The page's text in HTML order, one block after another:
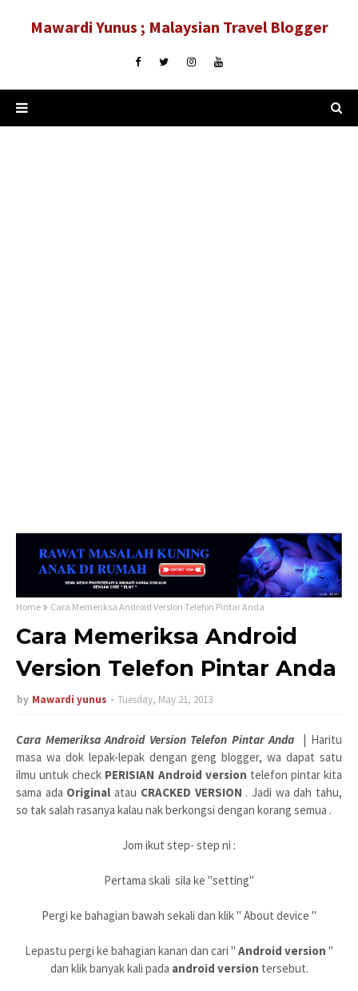
Mawardi Yunus ; Malaysian Travel Blogger
Home Cara Memeriksa Android Version Telefon Pintar Anda
Cara Memeriksa Android
Version Telefon Pintar Anda
by Mawardi yunus Tuesday, May 21, 2013
Cara Memeriksa Android Version Telefon Pintar Anda | Haritu
masa wa dok lepak-lepak dengan geng blogger, wa dapat satu
ilmu untuk check PERISIAN Android version telefon pintar kita
sama ada Original atau CRACKED VERSION . Jadi wa dah tahu,
so tak salah rasanya kalau nak berkongsi dengan korang semua .
Jom ikut step- step ni :
Pertama skali sila ke "setting"
Pergi ke bahagian bawah sekali dan klik " About device "
Lepastu pergi ke bahagian kanan dan cari " Android version "
dan klik banyak kali pada android version tersebut.